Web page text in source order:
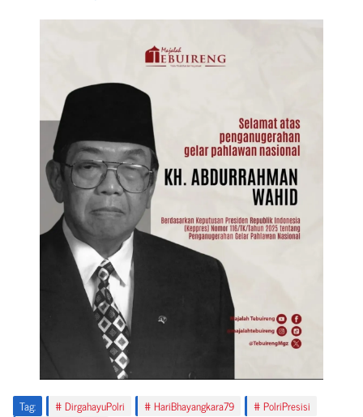
Tag: DirgahayuPolri HariBhayangkara79
PolriPresisi